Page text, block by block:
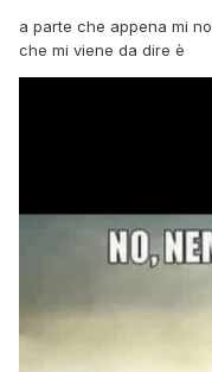
a parte che appena mi
che mi viene da dire è